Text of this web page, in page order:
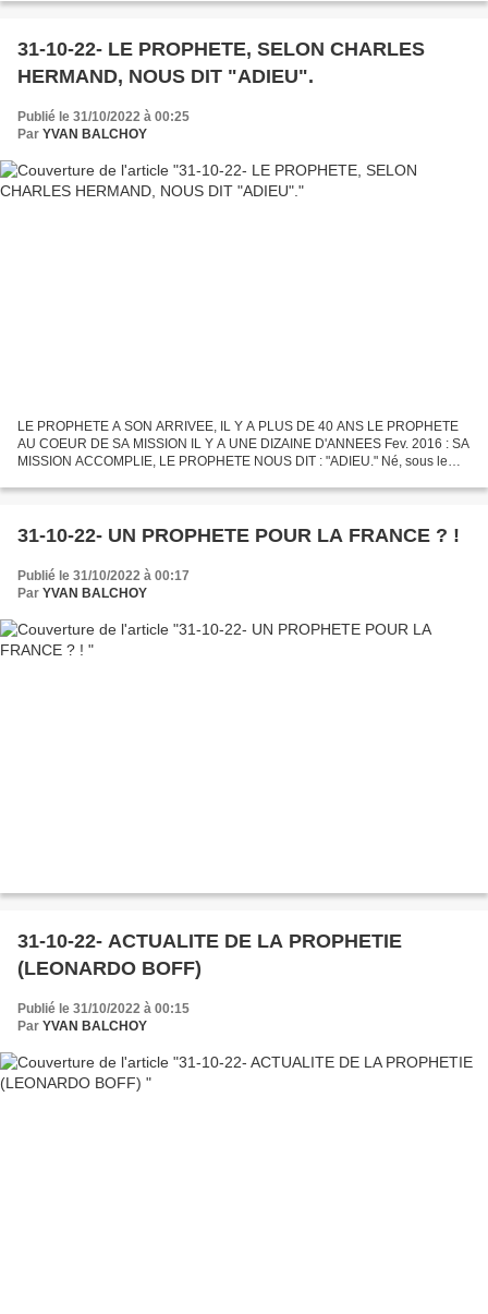
31-10-22- LE PROPHETE, SELON CHARLES
HERMAND, NOUS DIT "ADIEU".
Publié le 31/10/2022 à 00:25
Par YVAN BALCHOY
LE PROPHETE A SON ARRIVEE, IL Y A PLUS DE 40 ANS LE PROPHETE
AU COEUR DE SA MISSION IL Y A UNE DIZAINE D'ANNEES Fev. 2016 : SA
MISSION ACCOMPLIE, LE PROPHETE NOUS DIT : "ADIEU." Né, sous le
31-10-22- UN PROPHETE POUR LA FRANCE ? !
Publié le 31/10/2022 à 00:17
Par YVAN BALCHOY
31-10-22- ACTUALITE DE LA PROPHETIE
(LEONARDO BOFF)
Publié le 31/10/2022 à 00:15
Par YVAN BALCHOY